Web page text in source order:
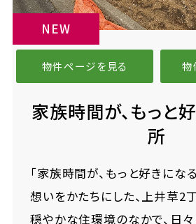
NEW
物件ページを見る 物
家族時間が、もっと
所
「家族時間が、もっと好きにな
想いをかたちにした、上井草2
穏やかな住環境のなかで、日